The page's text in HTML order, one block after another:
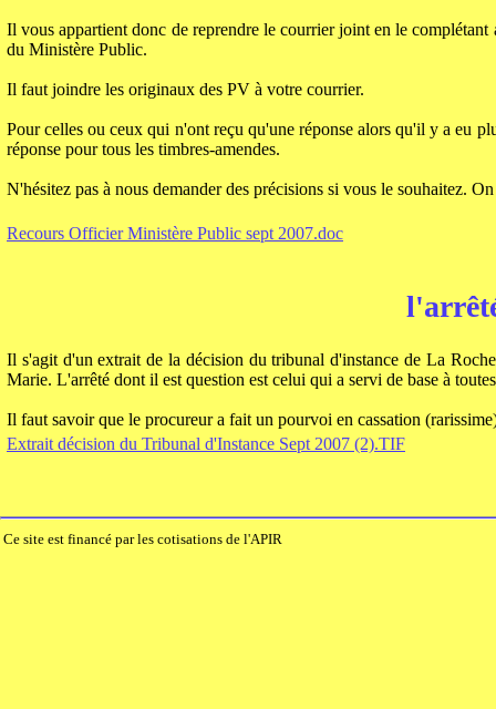
Il vous appartient donc de reprendre le courrier joint en le
du Ministère Public.
Il faut joindre les originaux des PV à votre courrier.
Pour celles ou ceux qui n'ont reçu qu'une réponse alors qu'il y a eu
réponse pour tous les timbres-amendes.
N'hésitez pas à nous demander des précisions si vous le souhaitez.
Recours Officier Ministère Public sept 2007.doc
Il s'agit d'un extrait de la décision du tribunal d'instance de La
Marie. L'arrêté dont il est question est celui qui a servi de base à
Il faut savoir que le procureur a fait un pourvoi en cassation
Extrait décision du Tribunal d'Instance Sept 2007 (2).TIF
Ce site est financé par les cotisations de l'APIR